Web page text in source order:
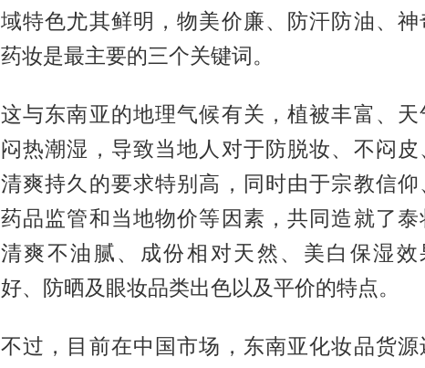
域特色尤其鲜明，物美价廉、防汗防油、神
药妆是最主要的三个关键词。
这与东南亚的地理气候有关，植被丰富、天
闷热潮湿，导致当地人对于防脱妆、不闷皮
清爽持久的要求特别高，同时由于宗教信仰
药品监管和当地物价等因素，共同造就了泰
清爽不油腻、成份相对天然、美白保湿效
好、防晒及眼妆品类出色以及平价的特点。
不过，目前在中国市场，东南亚化妆品货源